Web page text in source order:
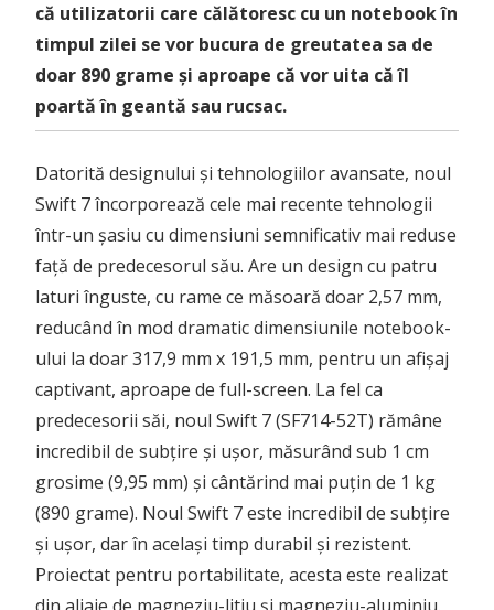
că utilizatorii care călătoresc cu un notebook în
timpul zilei se vor bucura de greutatea sa de
doar 890 grame și aproape că vor uita că îl
poartă în geantă sau rucsac.
Datorită designului și tehnologiilor avansate, noul
Swift 7 încorporează cele mai recente tehnologii
într-un șasiu cu dimensiuni semnificativ mai reduse
față de predecesorul său. Are un design cu patru
laturi înguste, cu rame ce măsoară doar 2,57 mm,
reducând în mod dramatic dimensiunile notebook-
ului la doar 317,9 mm x 191,5 mm, pentru un afișaj
captivant, aproape de full-screen. La fel ca
predecesorii săi, noul Swift 7 (SF714-52T) rămâne
incredibil de subțire și ușor, măsurând sub 1 cm
grosime (9,95 mm) și cântărind mai puțin de 1 kg
(890 grame). Noul Swift 7 este incredibil de subțire
și ușor, dar în același timp durabil și rezistent.
Proiectat pentru portabilitate, acesta este realizat